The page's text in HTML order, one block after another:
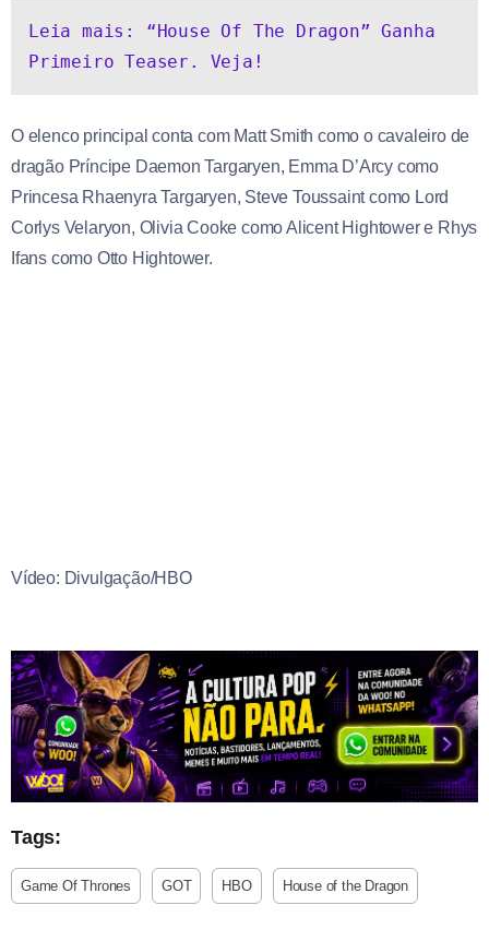
Leia mais: “House Of The Dragon” Ganha
Primeiro Teaser. Veja!
O elenco principal conta com Matt Smith como o cavaleiro de
dragão Príncipe Daemon Targaryen, Emma D’Arcy como
Princesa Rhaenyra Targaryen, Steve Toussaint como Lord
Corlys Velaryon, Olivia Cooke como Alicent Hightower e Rhys
Ifans como Otto Hightower.
Vídeo: Divulgação/HBO
Tags:
Game Of Thrones GOT HBO House of the Dragon